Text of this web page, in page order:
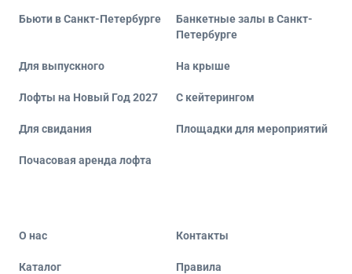
Бьюти в Санкт-Петербурге
Банкетные залы в Санкт-
Петербурге
Для выпускного На крыше
Лофты на Новый Год 2027 С кейтерингом
Для свидания Площадки для мероприятий
Почасовая аренда лофта
О нас Контакты
Каталог Правила